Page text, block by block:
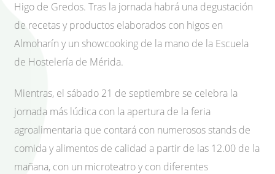
Higo de Gredos. Tras la jornada habrá una degustación
de recetas y productos elaborados con higos en
Almoharín y un showcooking de la mano de la Escuela
de Hostelería de Mérida.
Mientras, el sábado 21 de septiembre se celebra la
jornada más lúdica con la apertura de la feria
agroalimentaria que contará con numerosos stands de
comida y alimentos de calidad a partir de las 12.00 de la
mañana, con un microteatro y con diferentes